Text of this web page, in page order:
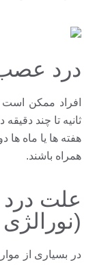
درد
افراد ممکن است
ثانیه تا چند
هفته ها یا ماه ها
همراه باشند.
علت
در بسیاری از